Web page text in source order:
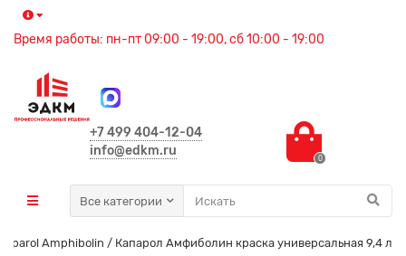
Время работы: пн-пт 09:00 - 19:00, сб 10:00 - 19:00
+7 499 404-12-04
info@edkm.ru
0
Все категории
Amphibolin / Капарол Амфиболин краска универсальная 9,4 л